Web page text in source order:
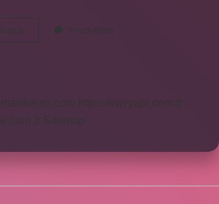
Bebekler
Kac
Yorum Bırak
https://vavyapi.com.tr
Sitemap